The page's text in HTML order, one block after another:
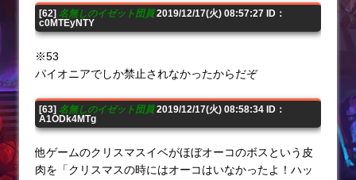
[62] 名無しのイゼット団員2019/12/17(火) 08:57:27 ID：
c0MTEyNTY
※53
パイオニアでしか禁止されなかったからだぞ
[63] 名無しのイゼット団員2019/12/17(火) 08:58:34 ID：
A1ODk4MTg
他ゲームのクリスマスイベがほぼオーコのボスという皮
肉を「クリスマスの時にはオーコはいなかったよ！ハッ